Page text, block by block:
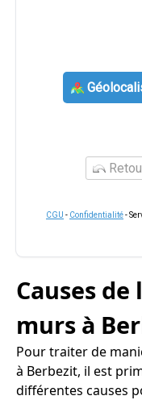
CGU - Confidentialité-
Causes
murs à
Pour traiter de
à Berbezit, il est
différentes causes